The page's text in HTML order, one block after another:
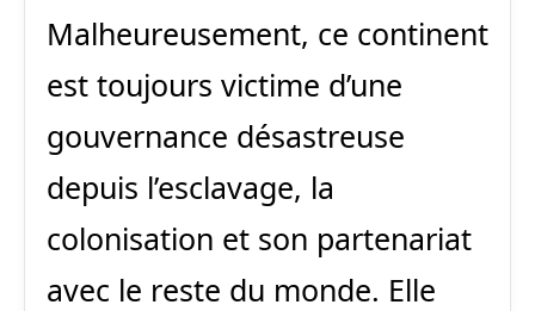
Malheureusement, ce continent
est toujours victime d’une
gouvernance désastreuse
depuis l’esclavage, la
colonisation et son partenariat
avec le reste du monde. Elle